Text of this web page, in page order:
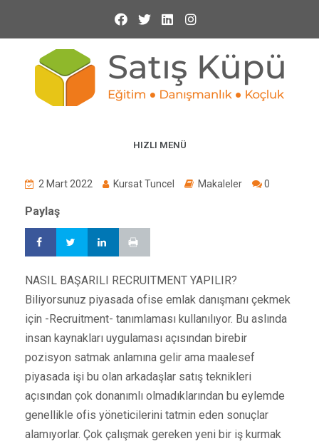
HIZLI MENÜ
2 Mart 2022 Kursat Tuncel Makaleler 0
Paylaş
NASIL BAŞARILI RECRUITMENT YAPILIR?
Biliyorsunuz piyasada ofise emlak danışmanı çekmek
için -Recruitment- tanımlaması kullanılıyor. Bu aslında
insan kaynakları uygulaması açısından birebir
pozisyon satmak anlamına gelir ama maalesef
piyasada işi bu olan arkadaşlar satış teknikleri
açısından çok donanımlı olmadıklarından bu eylemde
genellikle ofis yöneticilerini tatmin eden sonuçlar
alamıyorlar. Çok çalışmak gereken yeni bir iş kurmak